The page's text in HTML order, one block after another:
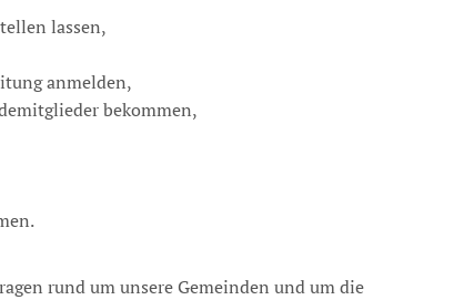
lassen,
anmelden,
bekommen,
rund um unsere Gemeinden und um die